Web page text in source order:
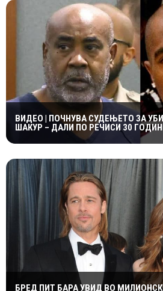
ВИДЕО | ПОЧНУВА СУДЕЊЕТО ЗА
ШАКУР – ДАЛИ ПО РЕЧИСИ 30
ОТКРИЕНА ВИСТИНАТА?
БРЕД ПИТ БАРА УВИД ВО